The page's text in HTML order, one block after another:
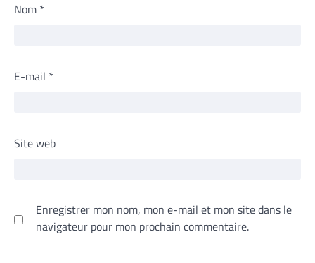
Nom *
E-mail *
Site web
Enregistrer mon nom, mon e-mail et mon site dans le
navigateur pour mon prochain commentaire.